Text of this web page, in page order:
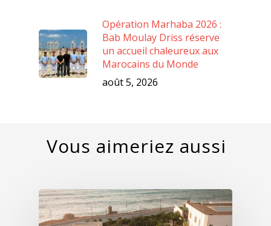
Opération Marhaba 2026 :
Bab Moulay Driss réserve
un accueil chaleureux aux
Marocains du Monde
août 5, 2026